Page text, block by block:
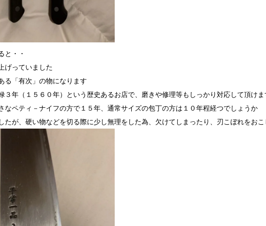
と・・
げっていました
る「有次」の物になります
３年（１５６０年）という歴史あるお店で、磨きや修理等もしっかり対応して頂けま
なペティ－ナイフの方で１５年、通常サイズの包丁の方は１０年程経つでしょうか
たが、硬い物などを切る際に少し無理をした為、欠けてしまったり、刃こぼれをおこ